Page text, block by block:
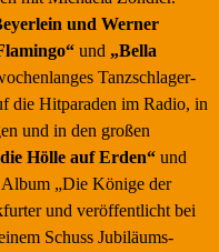
und Werner
und „Bella
Tanzschlager-
die Hitparaden im Radio, in
und in den großen
Hölle auf Erden“ und
„Die Könige der
und veröffentlicht bei
Schuss Jubiläums-